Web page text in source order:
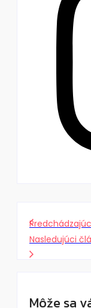
Nasledujúci
Môže sa